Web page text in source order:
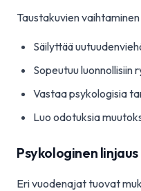
Taustakuvien
Säilyttää
Sopeutuu luonnollisiin
Vastaa psykologisia
Luo odotuksia
Psykologinen linjaus
Eri vuodenajat tuovat